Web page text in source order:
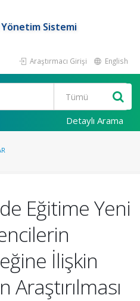
Sistemi
Araştırmacı Girişi English
Detaylı Arama
Eğitime Yeni
İlişkin